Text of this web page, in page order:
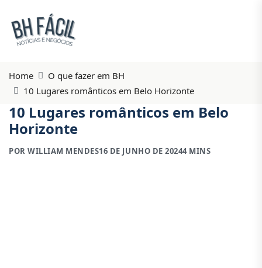
Home
O que fazer em BH
10 Lugares românticos em Belo Horizonte
10 Lugares românticos em Belo
Horizonte
POR WILLIAM MENDES16 DE JUNHO DE 20244 MINS